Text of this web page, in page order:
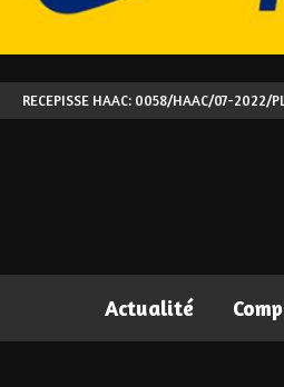
RECEPISSE HAAC: 0058/HAAC/07-2022/
Actualité